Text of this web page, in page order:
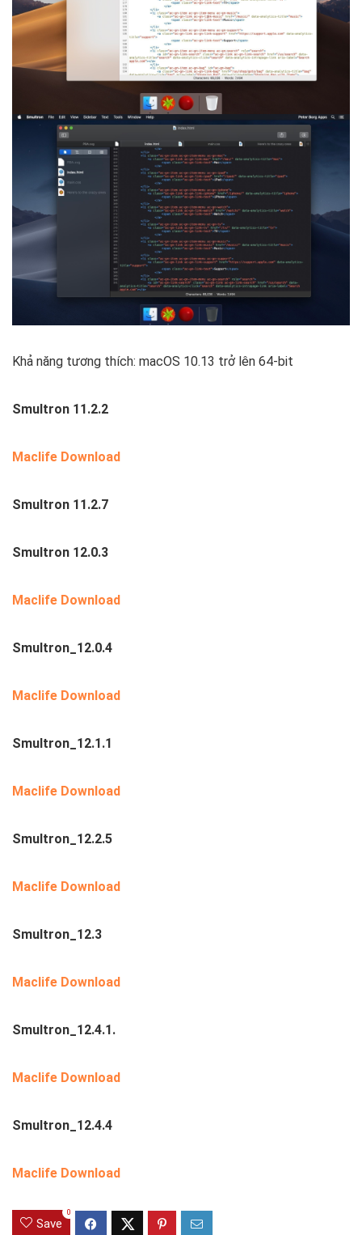
Khả năng tương thích: macOS 10.13 trở lên 64-bit
Smultron 11.2.2
Maclife Download
Smultron 11.2.7
Smultron 12.0.3
Maclife Download
Smultron_12.0.4
Maclife Download
Smultron_12.1.1
Maclife Download
Smultron_12.2.5
Maclife Download
Smultron_12.3
Maclife Download
Smultron_12.4.1.
Maclife Download
Smultron_12.4.4
Maclife Download
Save
0